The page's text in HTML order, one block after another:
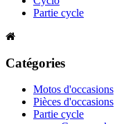
Partie cycle
Catégories
Motos d'occasions
Pièces d'occasions
Partie cycle